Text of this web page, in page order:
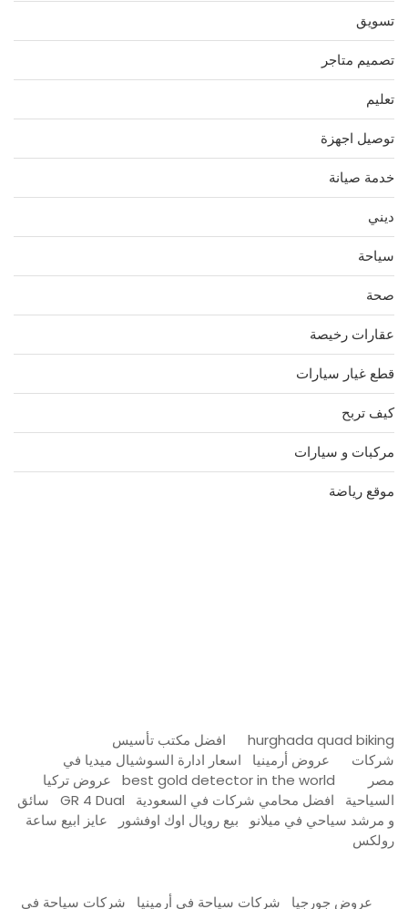
تسويق
تصميم متاجر
تعليم
توصيل اجهزة
خدمة صيانة
ديني
سياحة
صحة
عقارات رخيصة
قطع غيار سيارات
كيف تربح
مركبات و سيارات
موقع رياضة
hurghada quad biking
افضل مكتب تأسيس
شركات
عروض أرمينيا
اسعار ادارة السوشيال ميديا في
مصر
best gold detector in the world
عروض تركيا
السياحية
افضل محامي شركات في السعودية GR 4 Dual
سائق
و مرشد سياحي في ميلانو
بيع رويال اوك اوفشور
عايز ابيع ساعة
رولكس
عروض جورجيا شركات سياحة في أرمينيا شركات سياحة في